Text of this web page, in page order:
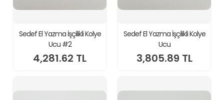
Sedef El Yazma İşçilikli Kolye
Ucu #2
4,281.62 TL
Sedef El Yazma İşçilikli Kolye
Ucu
3,805.89 TL